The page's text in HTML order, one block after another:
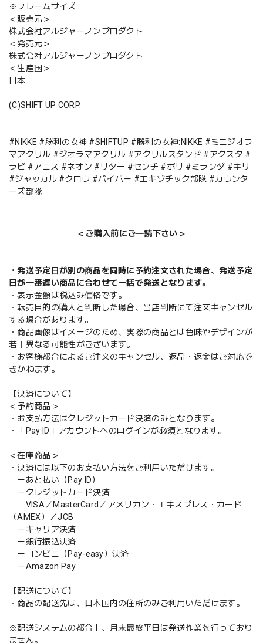
※フレームサイズ
＜販売元＞
株式会社アルジャーノンプロダクト
＜発売元＞
株式会社アルジャーノンプロダクト
＜生産国＞
日本
(C)SHIFT UP CORP.
#NIKKE #勝利の女神 #SHIFTUP #勝利の女神:NIKKE #ミニジオラ
マアクリル #ジオラマアクリル #アクリルスタンド #アクスタ #
ラピ #アニス #ネオン #リター #センチ #ポリ #ミランダ #キリ
#ジャッカル #クロウ #バイパー #エキゾチック部隊 #カウンタ
ーズ部隊
＜ご購入前にご一読下さい＞
・発送予定日が別の商品を同時に予約注文された場合、発送予定
日が一番遅い商品に合わせて一括で発送となります。
・表示金額は税込み価格です。
・転売目的の購入と判断した場合、当店判断にて注文キャンセル
する場合があります。
・商品画像はイメージのため、実際の商品とは色味やデザインが
若干異なる可能性がございます。
・お客様都合によるご注文のキャンセル、返品・返金はご対応で
きかねます。
【決済について】
＜予約商品＞
・お支払方法はクレジットカード決済のみとなります。
・「Pay ID」アカウントへのログインが必須となります。
＜在庫商品＞
・決済には以下のお支払い方法をご利用いただけます。
ーあと払い（Pay ID）
ークレジットカード決済
VISA／MasterCard／アメリカン・エキスプレス・カード
（AMEX）／JCB
ーキャリア決済
ー銀行振込決済
ーコンビニ（Pay-easy）決済
ーAmazon Pay
【配送について】
・商品の配送先は、日本国内の住所のみご利用いただけます。
※配送システムの都合上、月末最終平日は発送作業を行っており
ません。